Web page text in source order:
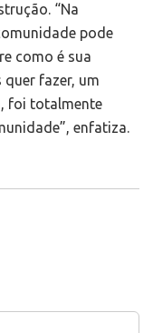
“Na
pode
como é sua
fazer, um
foi totalmente
enfatiza.